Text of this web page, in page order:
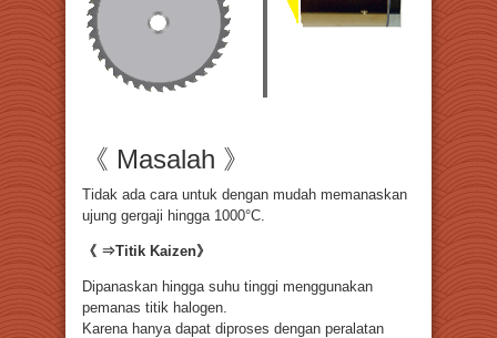
《 Masalah 》
Tidak ada cara untuk dengan mudah memanaskan
ujung gergaji hingga 1000°C.
《 ⇒Titik Kaizen》
Dipanaskan hingga suhu tinggi menggunakan
pemanas titik halogen.
Karena hanya dapat diproses dengan peralatan